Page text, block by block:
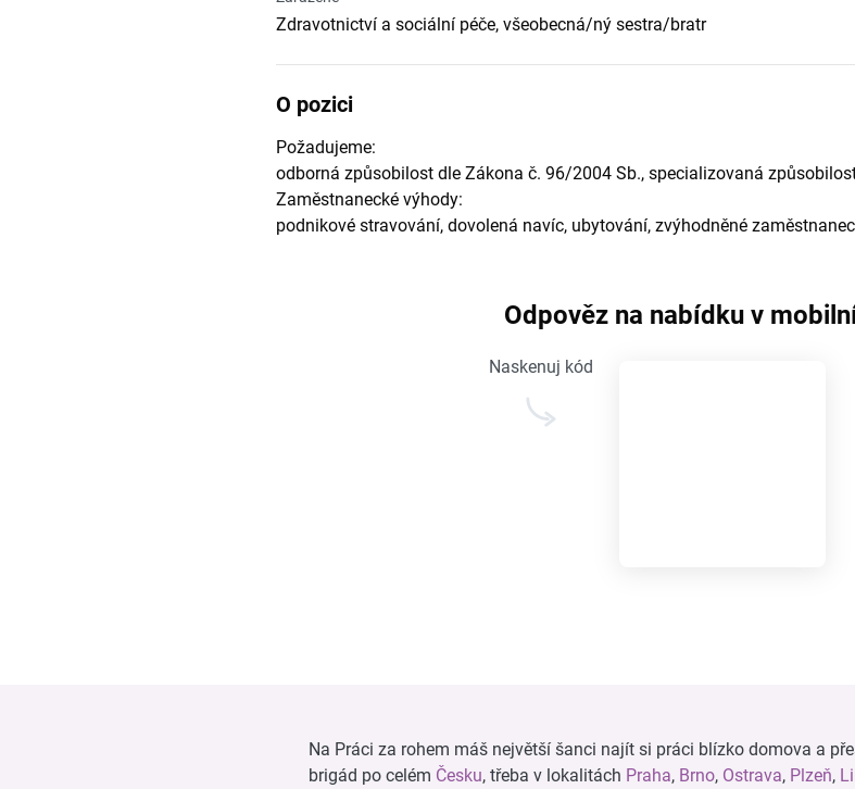
Zdravotnictví a sociální péče, všeobecná/ný sestra/bratr
O pozici
Požadujeme:
odborná způsobilost dle Zákona č. 96/2004 Sb., specializovaná
Zaměstnanecké výhody:
podnikové stravování, dovolená navíc, ubytování, zvýhodněné
Odpověz na nabídku v
Naskenuj kód
Na Práci za rohem máš největší šanci najít si práci blízko domova a
brigád po celém Česku, třeba v lokalitách Praha, Brno, Ostrava, Plzeň,